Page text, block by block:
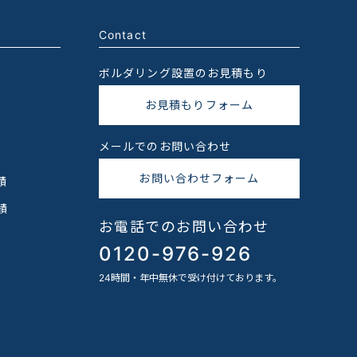
Contact
ボルダリング設置のお見積もり
お見積もりフォーム
メールでのお問い合わせ
お問い合わせフォーム
お電話でのお問い合わせ
0120-976-926
24時間・年中無休で受け付けております。